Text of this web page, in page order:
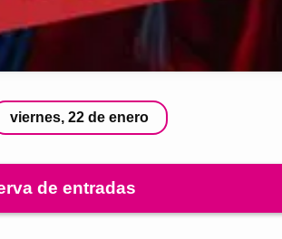
viernes, 22 de enero
de entradas